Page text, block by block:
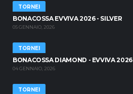
TORNEI
BONACOSSA EVVIVA 2026 - SILVER
05 GENNAIO, 2026
TORNEI
BONACOSSA DIAMOND - EVVIVA 2026
04 GENNAIO, 2026
TORNEI